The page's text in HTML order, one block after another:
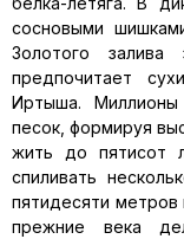
сосновыми
Золотого
предпочитает
Иртыша.
песок, формируя
жить до пятисот
спиливать
пятидесяти
прежние века